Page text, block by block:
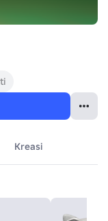
Kreasi